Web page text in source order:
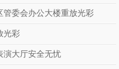
管委会办公大楼重放光彩
光彩
演大厅安全无忧